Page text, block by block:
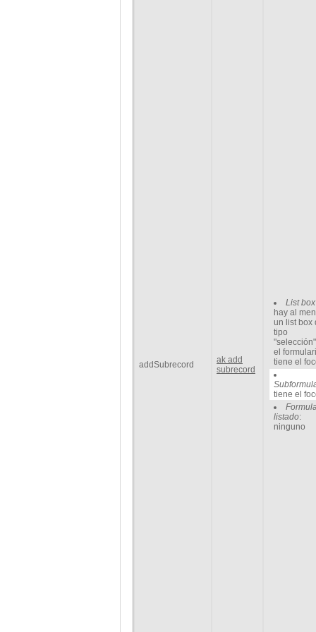
addSubrecord
ak add
subrecord
List box
hay al
un list box
tipo
el
tiene el
tiene el
listado:
ninguno